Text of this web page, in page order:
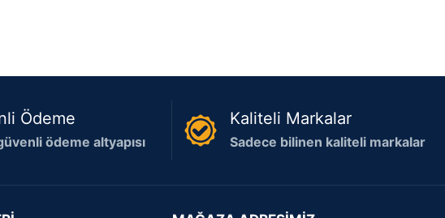
Ödeme
ödeme altyapısı
Kaliteli Markalar
Sadece bilinen kaliteli markalar